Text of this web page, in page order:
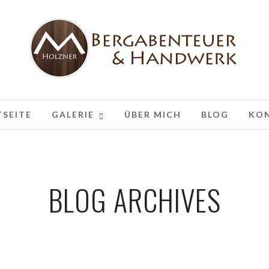
GALERIE ÜBER MICH BLOG
BLOG ARCHIVES